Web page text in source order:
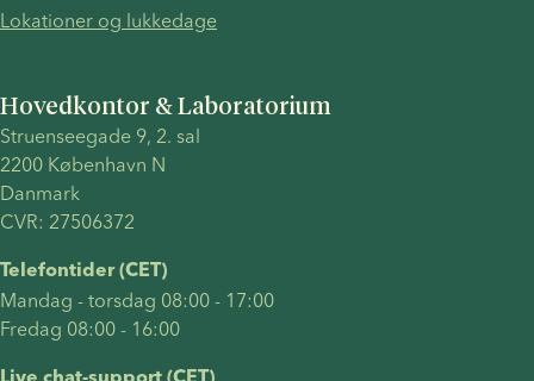
en
hvordan
hver
behandling
fungerer.
Du vil
finde svar
på ofte
stillede
spørgsmål
Hovedkontor & Laboratorium
Struenseegade 9, 2. sal
2200 København N
Danmark
CVR: 27506372
Telefontider (CET)
Mandag - torsdag 08:00 - 17:00
Fredag 08:00 - 16:00
Lokationer og lukkedage